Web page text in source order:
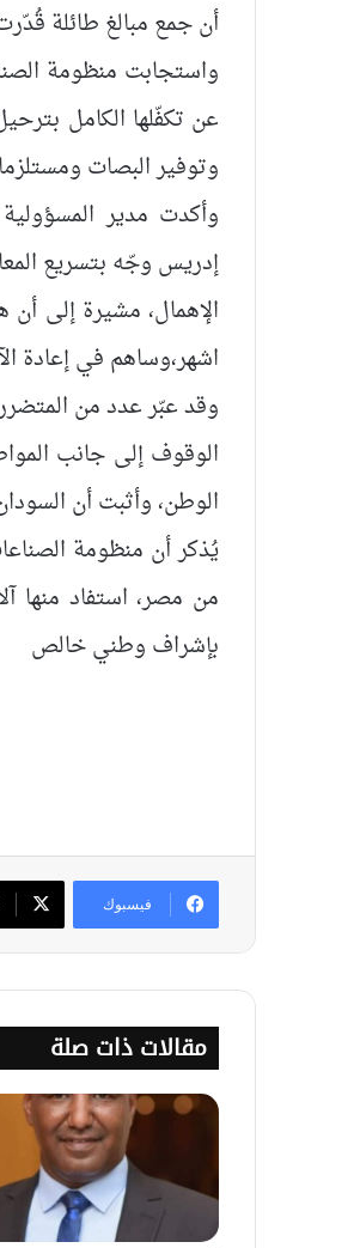
أن جمع مبالغ طائلة
واستجابت منظومة
عن تكفّلها الكامل
وتوفير البصات
وأكدت مدير
إدريس وجّه بتسريع
الإهمال، مشيرة إلى
اشهر،وساهم في إعادة
وقد عبّر عدد من
الوقوف إلى جانب
الوطن، وأثبت أن
من مصر، استفاد منها
بإشراف وطني خالص
فيسبوك
مقالات ذات صلة